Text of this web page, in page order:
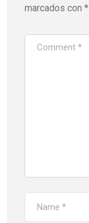
marcados con *